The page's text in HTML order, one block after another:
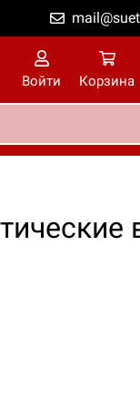
Войти Корзина